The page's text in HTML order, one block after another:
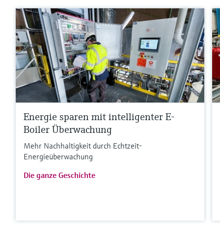
Energie sparen mit intelligenter E-
Boiler Überwachung
Mehr Nachhaltigkeit durch Echtzeit-
Energieüberwachung
Die ganze Geschichte